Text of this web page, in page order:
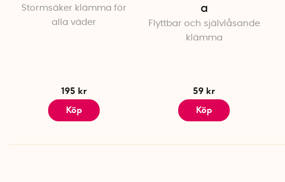
Stormsäker klämma för
alla väder
195 kr
Köp
a
Flyttbar och självlåsande
klämma
59 kr
Köp